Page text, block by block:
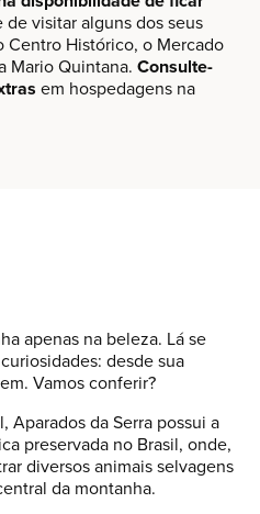
de visitar alguns dos seus
Centro Histórico, o Mercado
Mario Quintana. Consulte-
em hospedagens na
apenas na beleza. Lá se
desde sua
Vamos conferir?
Aparados da Serra possui a
preservada no Brasil, onde,
diversos animais selvagens
da montanha.